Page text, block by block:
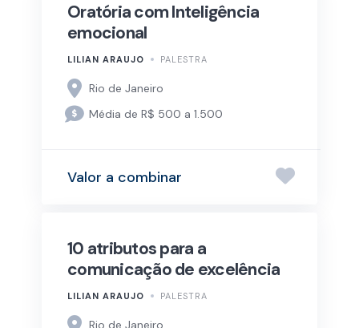
Oratória com Inteligência
emocional
LILIAN ARAUJO PALESTRA
Rio de Janeiro
Média de R$ 500 a 1.500
Valor a combinar
10 atributos para a
comunicação de excelência
LILIAN ARAUJO PALESTRA
Rio de Janeiro